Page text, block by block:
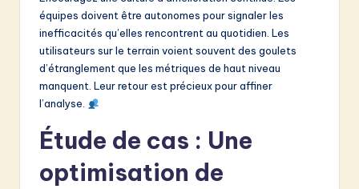
équipes doivent être autonomes pour signaler les
inefficacités qu’elles rencontrent au quotidien. Les
utilisateurs sur le terrain voient souvent des goulets
d’étranglement que les métriques de haut niveau
manquent. Leur retour est précieux pour affiner
l’analyse.
Étude de cas : Une
optimisation de